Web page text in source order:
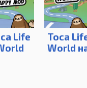
Life
Toca
World